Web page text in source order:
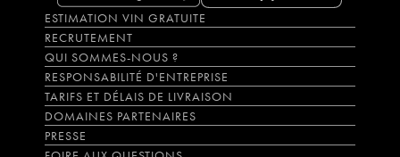
ESTIMATION VIN GRATUITE
RECRUTEMENT
QUI SOMMES-NOUS ?
RESPONSABILITÉ D'ENTREPRISE
TARIFS ET DÉLAIS DE LIVRAISON
DOMAINES PARTENAIRES
PRESSE